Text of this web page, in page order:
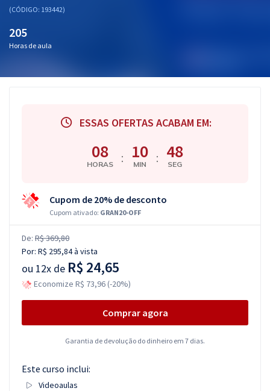
Aprovados
(CÓDIGO: 193442)
205
Horas de aula
ESSAS OFERTAS ACABAM EM:
08
HORAS : 10
MIN : 47
SEG
Cupom de 20% de desconto
Cupom ativado: GRAN20-OFF
De: R$ 369,80
Por: R$ 295,84à vista
ou 12x de R$ 24,65
Economize R$ 73,96 (-20%)
Comprar agora
Garantia de devolução do dinheiro em 7 dias.
Este curso inclui:
Videoaulas